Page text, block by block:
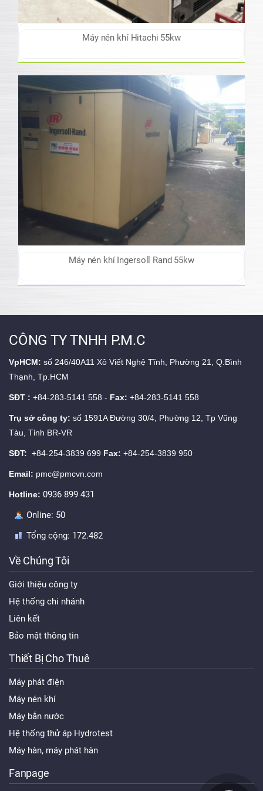
Máy nén khí Hitachi 55kw
Máy nén khí Ingersoll Rand 55kw
CÔNG TY TNHH P.M.C
VpHCM: số 246/40A11 Xô Viết Nghệ Tĩnh, Phường 21, Q.Bình
Thạnh, Tp.HCM
SĐT : +84-283-5141 558 - Fax: +84-283-5141 558
Trụ sở công ty: số 1591A Đường 30/4, Phường 12, Tp Vũng
Tàu, Tỉnh BR-VR
SĐT: +84-254-3839 699 Fax: +84-254-3839 950
Email: pmc@pmcvn.com
Hotline: 0936 899 431
Online: 50
Tổng cộng: 172.482
Về Chúng Tôi
Giới thiệu công ty
Hệ thống chi nhánh
Liên kết
Bảo mật thông tin
Thiết Bị Cho Thuê
Máy phát điện
Máy nén khí
Máy bắn nước
Hệ thống thử áp Hydrotest
Máy hàn, máy phát hàn
Fanpage